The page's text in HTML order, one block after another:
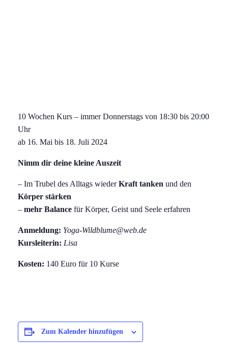
10 Wochen Kurs – immer Donnerstags von 18:30 bis 20:00
Uhr
ab 16. Mai bis 18. Juli 2024
Nimm dir deine kleine Auszeit
– Im Trubel des Alltags wiederKraft tanken und den
Körper stärken
– mehr Balance für Körper, Geist und Seele erfahren
Anmeldung: Yoga-Wildblume@web.de
Kursleiterin: Lisa
Kosten: 140 Euro für 10 Kurse
Zum Kalender hinzufügen